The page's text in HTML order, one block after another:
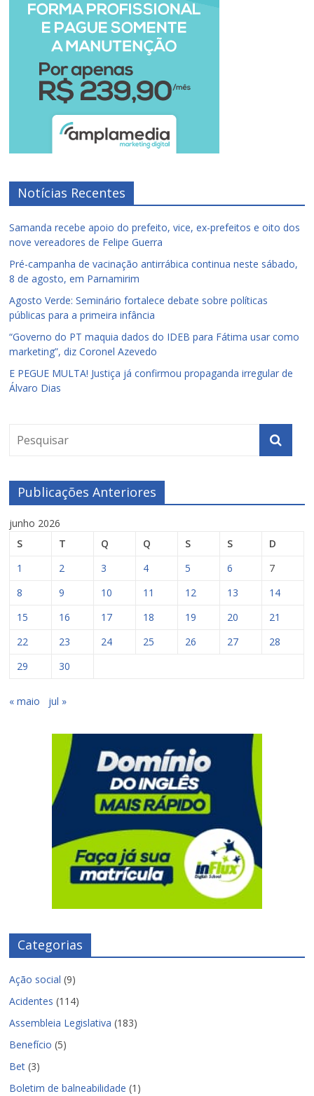
Notícias Recentes
Samanda recebe apoio do prefeito, vice, ex-prefeitos e oito dos
nove vereadores de Felipe Guerra
Pré-campanha de vacinação antirrábica continua neste sábado,
8 de agosto, em Parnamirim
Agosto Verde: Seminário fortalece debate sobre políticas
públicas para a primeira infância
“Governo do PT maquia dados do IDEB para Fátima usar como
marketing”, diz Coronel Azevedo
E PEGUE MULTA! Justiça já confirmou propaganda irregular de
Álvaro Dias
Publicações Anteriores
junho 2026
S
T Q Q S S
D
1
2 3 4 5 6
7
8
9 10 11 12 13
14
15
16 17 18 19 20
21
22
23 24 25 26 27
28
29
30
« maio jul »
Categorias
Ação social (9)
Acidentes (114)
Assembleia Legislativa (183)
Benefício (5)
Bet (3)
Boletim de balneabilidade (1)